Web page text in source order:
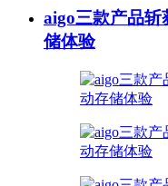
aigo三款产品斩
储体验